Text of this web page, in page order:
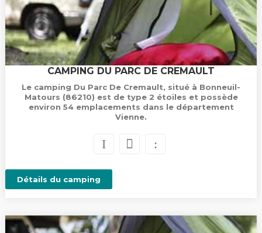
CAMPING DU PARC DE CREMAULT
Le camping Du Parc De Cremault, situé à Bonneuil-
Matours (86210) est de type 2 étoiles et possède
environ 54 emplacements dans le département
Vienne.
Détails du camping